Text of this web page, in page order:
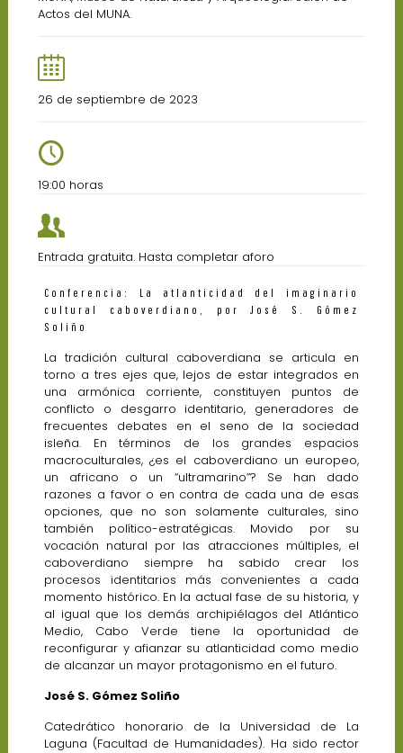
Actos del MUNA.
26 de septiembre de 2023
19:00 horas
Entrada gratuita. Hasta completar aforo
Conferencia: La atlanticidad del imaginario
cultural caboverdiano, por José S. Gómez
Soliño
La tradición cultural caboverdiana se articula en
torno a tres ejes que, lejos de estar integrados en
una armónica corriente, constituyen puntos de
conflicto o desgarro identitario, generadores de
frecuentes debates en el seno de la sociedad
isleña. En términos de los grandes espacios
macroculturales, ¿es el caboverdiano un europeo,
un africano o un “ultramarino”? Se han dado
razones a favor o en contra de cada una de esas
opciones, que no son solamente culturales, sino
también político-estratégicas. Movido por su
vocación natural por las atracciones múltiples, el
caboverdiano siempre ha sabido crear los
procesos identitarios más convenientes a cada
momento histórico. En la actual fase de su historia, y
al igual que los demás archipiélagos del Atlántico
Medio, Cabo Verde tiene la oportunidad de
reconfigurar y afianzar su atlanticidad como medio
de alcanzar un mayor protagonismo en el futuro.
José S. Gómez Soliño
Catedrático honorario de la Universidad de La
Laguna (Facultad de Humanidades). Ha sido rector